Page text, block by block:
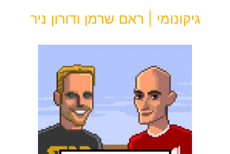
גיקונומי | ראם שרמן ודורון ניר